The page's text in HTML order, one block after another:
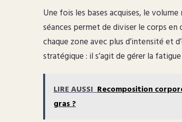
Une fois les bases acquises, le
séances permet de diviser le corps
chaque zone avec plus d’intensité et
stratégique : il s’agit de gérer la
LIRE AUSSI Recomposition
gras ?